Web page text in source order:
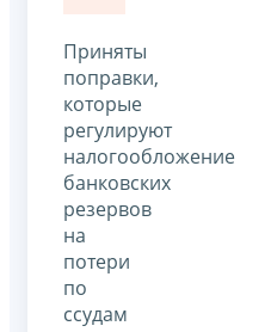
Приняты
поправки,
которые
регулируют
налогообложение
банковских
резервов
на
потери
по
ссудам